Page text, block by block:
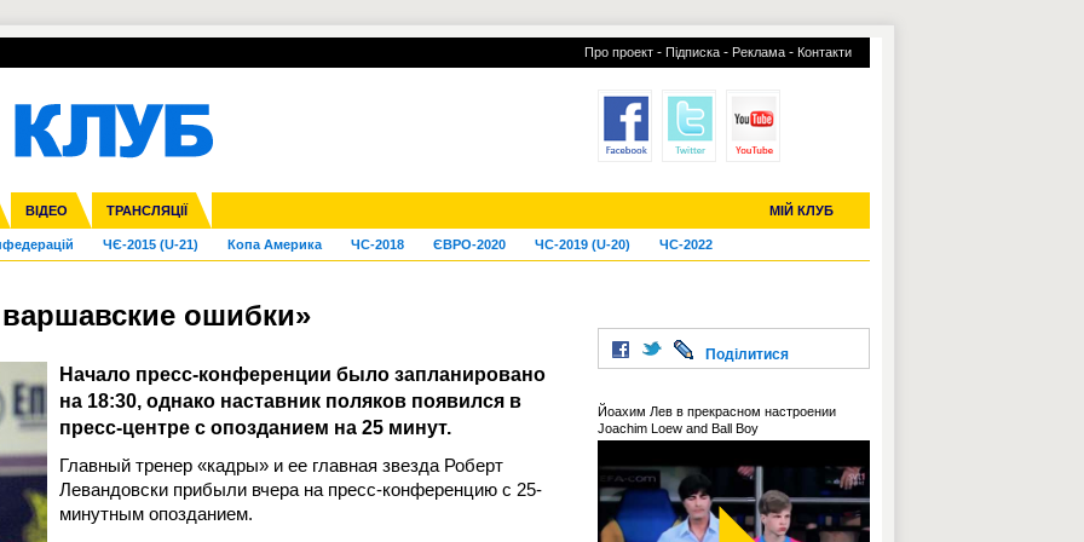
Про проект - Підписка - Реклама - Контакти
ВІДЕО ТРАНСЛЯЦІЇ МІЙ КЛУБ
ліга Кубок України Молодіжка
Ліга націй Ліга конференцій
Франція Інші
ЧЄ-2015 (U-21) Копа Америка ЧС-2018 ЄВРО-2020 ЧС-2019 (U-20) ЧС-2022
УПЛ-ПЕРЕХОДИ УСІ ТРАНСФЕРИ
ошибки»
Начало пресс-конференции было запланировано
на 18:30, однако наставник поляков появился в
пресс-центре с опозданием на 25 минут.
Главный тренер «кадры» и ее главная звезда Роберт
Левандовски прибыли вчера на пресс-конференцию с 25-
минутным опозданием.
Поділитися
Йоахим Лев в прекрасном настроении
Joachim Loew and Ball Boy